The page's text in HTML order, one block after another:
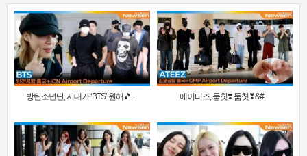
방탄소년단, 시대가 ‘BTS’ 원해🎵 .. 에이티즈, 둠칫❣️ 둠칫❣&#..